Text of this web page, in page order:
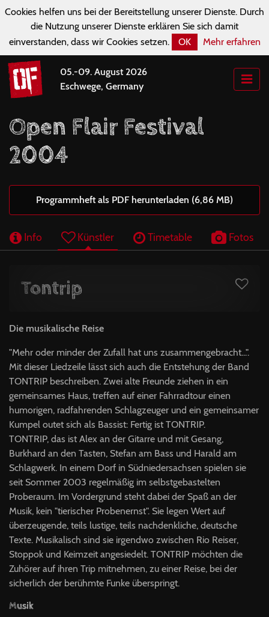
Cookies helfen uns bei der Bereitstellung unserer Dienste. Durch
die Nutzung unserer Dienste erklären Sie sich damit
einverstanden, dass wir Cookies setzen.
OK Mehr erfahren
05.-09. August 2026
Eschwege, Germany
Open Flair Festival
2004
Programmheft als PDF herunterladen (6,86 MB)
Info Künstler Timetable Fotos
Tontrip
Die musikalische Reise
"Mehr oder minder der Zufall hat uns zusammengebracht...".
Mit dieser Liedzeile lässt sich auch die Entstehung der Band
TONTRIP beschreiben. Zwei alte Freunde ziehen in ein
gemeinsames Haus, treffen auf einer Fahrradtour einen
humorigen, radfahrenden Schlagzeuger und ein gemeinsamer
Kumpel outet sich als Bassist: Fertig ist TONTRIP.
TONTRIP, das ist Alex an der Gitarre und mit Gesang,
Burkhard an den Tasten, Stefan am Bass und Harald am
Schlagwerk. In einem Dorf in Südniedersachsen spielen sie
seit Sommer 2003 regelmäßig im selbstgebastelten
Proberaum. Im Vordergrund steht dabei der Spaß an der
Musik, kein "tierischer Probenernst". Sie legen Wert auf
überzeugende, teils lustige, teils nachdenkliche, deutsche
Texte. Musikalisch sind sie irgendwo zwischen Rio Reiser,
Stoppok und Keimzeit angesiedelt. TONTRIP möchten die
Zuhörer auf ihren Trip mitnehmen, zu einer Reise, bei der
sicherlich der berühmte Funke überspringt.
Musik